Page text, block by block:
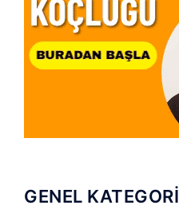
GENEL KATEGORİ